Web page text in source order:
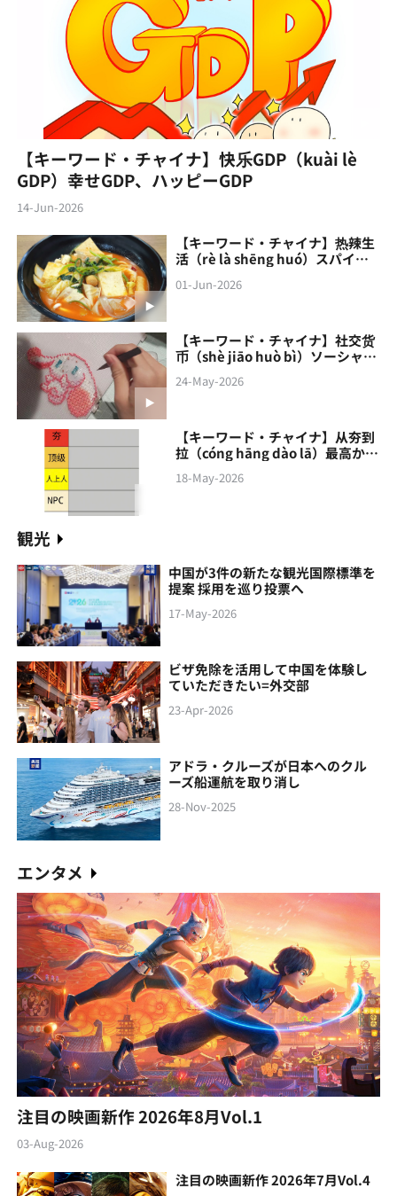
【キーワード・チャイナ】快乐GDP（kuài lè
GDP）幸せGDP、ハッピーGDP
14-Jun-2026
【キーワード・チャイナ】热辣生
活（rè là shēng huó）スパイシ
01-Jun-2026
【キーワード・チャイナ】社交货
币（shè jiāo‌ huò bì）ソーシャル
24-May-2026
【キーワード・チャイナ】从夯到
拉（cóng hāng‌ dào lā）最高から
18-May-2026
観光
中国が3件の新たな観光国際標準を
提案 採用を巡り投票へ
17-May-2026
ビザ免除を活用して中国を体験し
ていただきたい=外交部
23-Apr-2026
アドラ・クルーズが日本へのクル
ーズ船運航を取り消し
28-Nov-2025
エンタメ
注目の映画新作 2026年8月Vol.1
03-Aug-2026
注目の映画新作 2026年7月Vol.4